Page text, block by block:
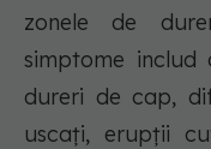
zonele de
simptome includ
dureri de cap,
uscați, erupții